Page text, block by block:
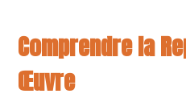
Comprendre la
Œuvre